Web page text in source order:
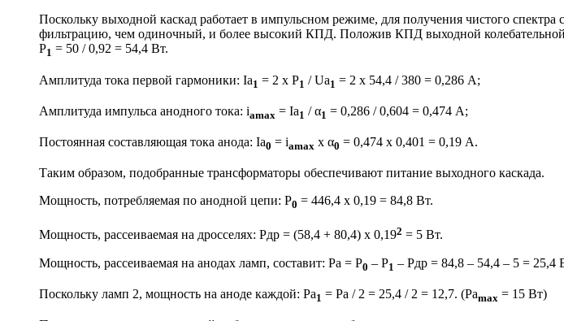
Поскольку выходной каскад работает в импульсном режиме, для получения чистого
фильтрацию, чем одиночный, и более высокий КПД. Положив КПД выходной
P1 = 50 / 0,92 = 54,4 Вт.
Амплитуда тока первой гармоники: Ia1 = 2 x P1 / Ua1 = 2 х 54,4 / 380 = 0,286 A;
Амплитуда импульса анодного тока: iamax = Ia1 / α1 = 0,286 / 0,604 = 0,474 A;
Постоянная составляющая тока анода: Ia0 = iamax х α0 = 0,474 х 0,401 = 0,19 А.
Таким образом, подобранные трансформаторы обеспечивают питание выходного каскада.
Мощность, потребляемая по анодной цепи: P0 = 446,4 х 0,19 = 84,8 Вт.
Мощность, рассеиваемая на дросселях: Pдр = (58,4 + 80,4) х 0,192 = 5 Вт.
Мощность, рассеиваемая на анодах ламп, составит: Pa = P0 – P1 – Pдр = 84,8 – 54,4 – 5 = 25,4
Поскольку ламп 2, мощность на аноде каждой: Pa1 = Pa / 2 = 25,4 / 2 = 12,7. (Раmax = 15 Вт)